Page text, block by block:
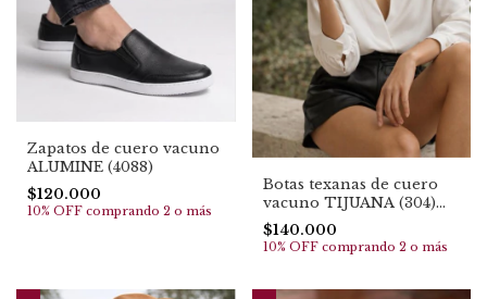
Zapatos de cuero vacuno
ALUMINE (4088)
$120.000
10% OFF comprando 2 o más
Botas texanas de cuero
vacuno TIJUANA (304)
Super cómodas .TOP EN
VENTAS
$140.000
10% OFF comprando 2 o más